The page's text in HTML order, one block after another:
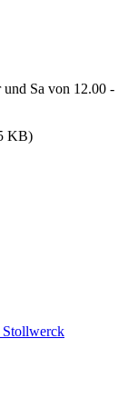
Sa von 12.00 -
KB)
Stollwerck